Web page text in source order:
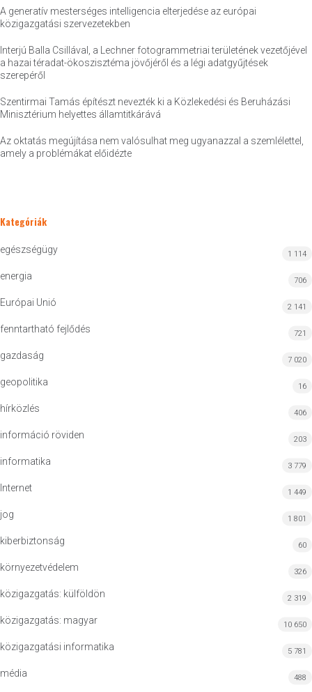
A generatív mesterséges intelligencia elterjedése az európai
közigazgatási szervezetekben
Interjú Balla Csillával, a Lechner fotogrammetriai területének vezetőjével
a hazai téradat-ökoszisztéma jövőjéről és a légi adatgyűjtések
szerepéről
Szentirmai Tamás építészt nevezték ki a Közlekedési és Beruházási
Minisztérium helyettes államtitkárává
Az oktatás megújítása nem valósulhat meg ugyanazzal a szemlélettel,
amely a problémákat előidézte
Kategóriák
egészségügy 1 114
energia 706
Európai Unió 2 141
fenntartható fejlődés 721
gazdaság 7 020
geopolitika 16
hírközlés 406
információ röviden 203
informatika 3 779
Internet 1 449
jog 1 801
kiberbiztonság 60
környezetvédelem 326
közigazgatás: külföldön 2 319
közigazgatás: magyar 10 650
közigazgatási informatika 5 781
média 488